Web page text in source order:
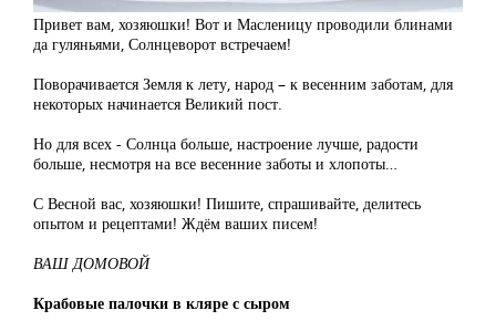
Привет вам, хозяюшки! Вот и Масленицу проводили блинами
да гуляньями, Солнцеворот встречаем!
Поворачивается Земля к лету, народ – к весенним заботам, для
некоторых начинается Великий пост.
Но для всех - Солнца больше, настроение лучше, радости
больше, несмотря на все весенние заботы и хлопоты…
С Весной вас, хозяюшки! Пишите, спрашивайте, делитесь
опытом и рецептами! Ждём ваших писем!
ВАШ ДОМОВОЙ
Крабовые палочки в кляре с сыром